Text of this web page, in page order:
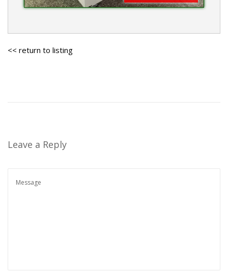
<< return to listing
Leave a Reply